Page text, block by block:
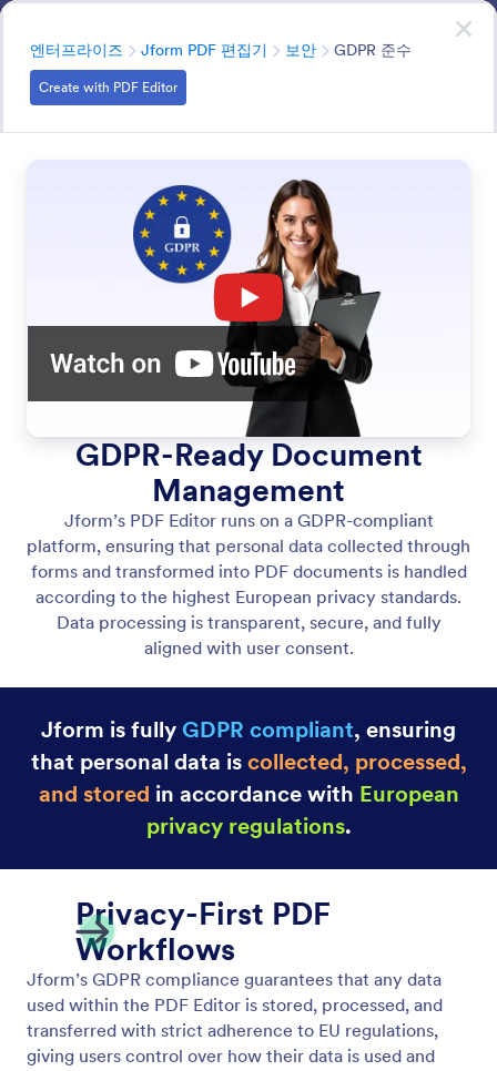
Security
문서는 저희가 안전하게 보호합니다 — 종단 간 암호화와
권한 제어로 완전한 개인 정보 보호와 보안을 보장합니다.
대화 시작
엔터프라이즈 Jform PDF 편집기 보안분류GDPR 준수
Create with PDF Editor
모든 기능에서 검색
Jform PDF 편집기 보안
Jform 워크플로우는 내장된 GDPR 준수 기능으로 데
이터 프라이버시를 최우선으로 하여, 개인 데이터가
포함된 워크플로우를 안전하고 투명하게 관리할 수 있
기능 카테고리